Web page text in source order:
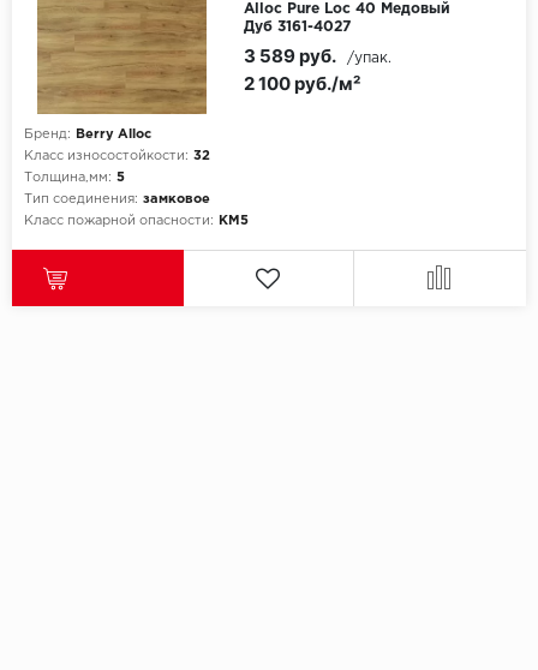
Alloc Pure Loc 40 Медовый
Дуб 3161-4027
Бренд:
Berry Alloc
Класс износостойкости: 32
Толщина,мм: 5
Тип соединения: замковое
Класс пожарной опасности:
КМ5
2 100 руб./м²
3 589 руб. /упак.